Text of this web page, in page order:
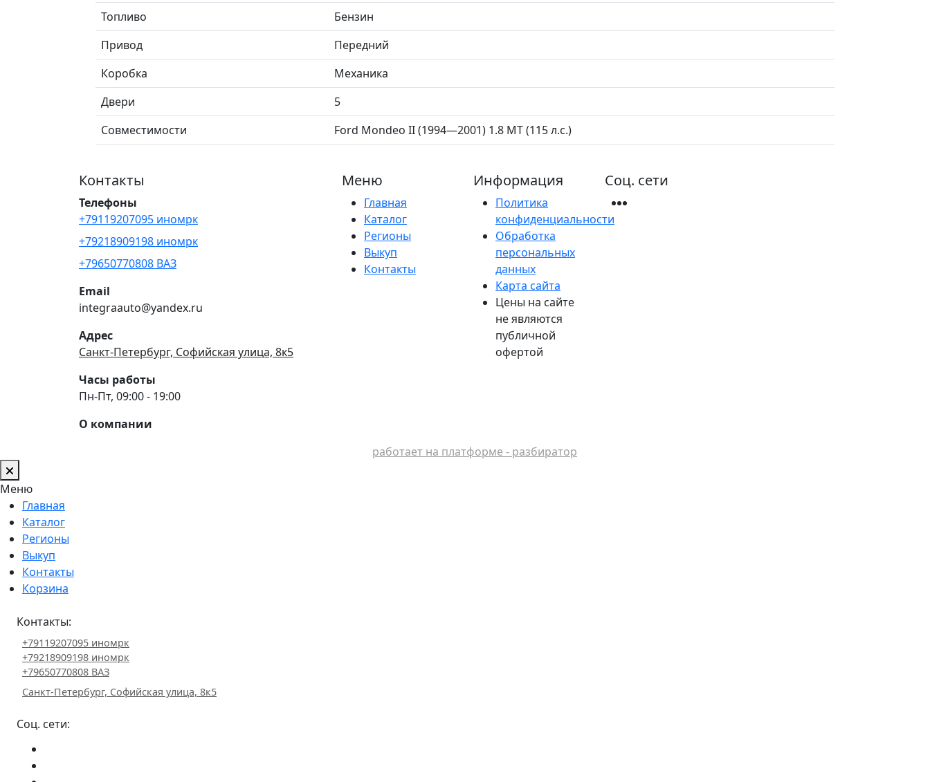
Топливо
Бензин
Привод
Передний
Коробка
Механика
Двери
5
Совместимости
Ford Mondeo II (1994—2001) 1.8 MT (115 л.с.)
Контакты
Телефоны
+79119207095 иномрк
+79218909198 иномрк
+79650770808 ВАЗ
Email
integraauto@yandex.ru
Адрес
Санкт-Петербург, Софийская улица, 8к5
Часы работы
Пн-Пт, 09:00 - 19:00
О компании
Меню
Главная
Каталог
Регионы
Выкуп
Контакты
Информация
Политика
конфиденциальности
Обработка
персональных
данных
Карта сайта
Цены на сайте
не являются
публичной
офертой
Соц. сети
работает на платформе - разбиратор
Меню
Главная
Каталог
Регионы
Выкуп
Контакты
Корзина
Контакты:
+79119207095 иномрк
+79218909198 иномрк
+79650770808 ВАЗ
Санкт-Петербург, Софийская улица, 8к5
Соц. сети: